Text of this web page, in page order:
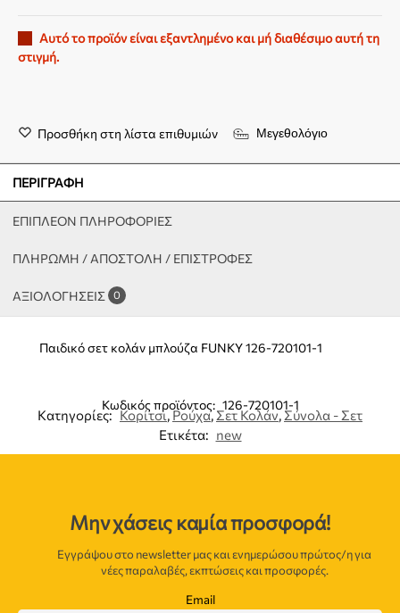
Αυτό το προϊόν είναι εξαντλημένο και μή διαθέσιμο αυτή τη
στιγμή.
Προσθήκη στη λίστα επιθυμιών Μεγεθολόγιο
ΠΕΡΙΓΡΑΦΉ
ΕΠΙΠΛΈΟΝ ΠΛΗΡΟΦΟΡΊΕΣ
ΠΛΗΡΩΜΗ / ΑΠΟΣΤΟΛΗ / ΕΠΙΣΤΡΟΦΕΣ
ΑΞΙΟΛΟΓΉΣΕΙΣ 0
Παιδικό σετ κολάν μπλούζα FUNKY 126-720101-1
Κωδικός προϊόντος: 126-720101-1
Κατηγορίες: Κορίτσι,Ρούχα,Σετ Κολάν, Σύνολα - Σετ
Ετικέτα: new
Μην χάσεις καμία προσφορά!
Εγγράψου στο newsletter μας και ενημερώσου πρώτος/η για
νέες παραλαβές, εκπτώσεις και προσφορές.
Email